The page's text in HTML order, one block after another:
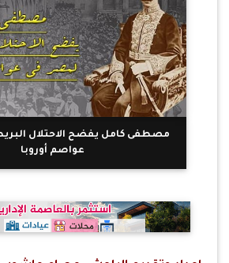
مصطفى كامل يفضح الاحتلال
عواصم أوروبا